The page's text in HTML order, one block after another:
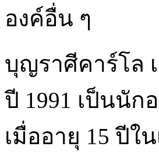
องค์อื่น ๆ
บุญราศีคาร์โล
ปี 1991 เป็นนัก
เมื่ออายุ 15 ปีใ